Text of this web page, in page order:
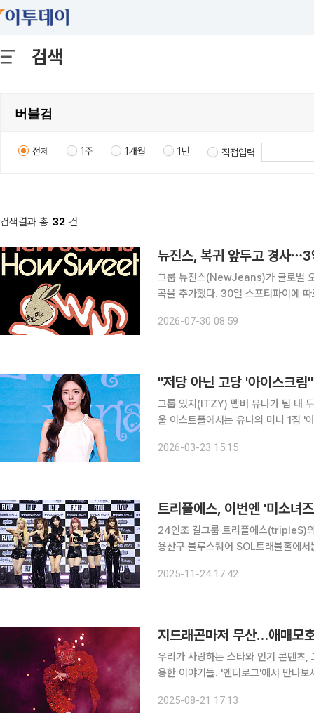
검색
전체 1주 1개월 1년 직접입력
검색결과 총 32 건
뉴진스, 복귀 앞두고 경사⋯3
그룹 뉴진스(NewJeans)가 글로벌
곡을 추가했다. 30일 스포티파이에 따르면 뉴진스의 더블 싱글 ‘하우 스위트(How Sweet)’와 동
거듭났다. 2024년 5월 24일 공개
2026-07-30 08:59
"저당 아닌 고당 '아이스크
그룹 있지(ITZY) 멤버 유나가 팀 내 두 번째 솔로로 출격한
울 이스트폴에서는 유나의 미니 1집 '
이(B-Boy)', 부드럽고 몽환적 사랑의
2026-03-23 15:15
트리플에스, 이번엔 '미소녀
24인조 걸그룹 트리플에스(tripleS)의 디멘
용산구 블루스퀘어 SOL트래블홀에
의 멤버가 참석해 신보와 활동에 대한
2025-11-24 17:42
지드래곤마저 무산…애매모
우리가 사랑하는 스타와 인기 콘텐츠
용한 이야기들. '엔터로그'에서 만나보세요. 중국의 '한류 금지령', 이른바 '한한령(限韓
발, 한국 음악·드라마·영화 등 콘텐츠
2025-08-21 17:13